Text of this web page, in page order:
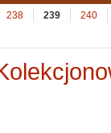
238 239 240